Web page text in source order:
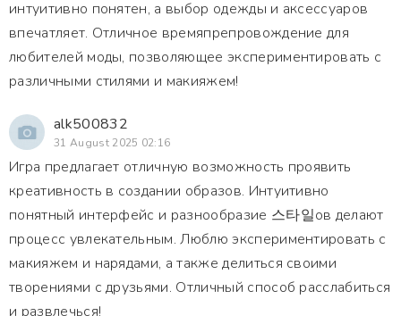
интуитивно понятен, а выбор одежды и аксессуаров
впечатляет. Отличное времяпрепровождение для
любителей моды, позволяющее экспериментировать с
различными стилями и макияжем!
alk500832
31 August 2025 02:16
Игра предлагает отличную возможность проявить
креативность в создании образов. Интуитивно
понятный интерфейс и разнообразие 스타일ов делают
процесс увлекательным. Люблю экспериментировать с
макияжем и нарядами, а также делиться своими
творениями с друзьями. Отличный способ расслабиться
и развлечься!